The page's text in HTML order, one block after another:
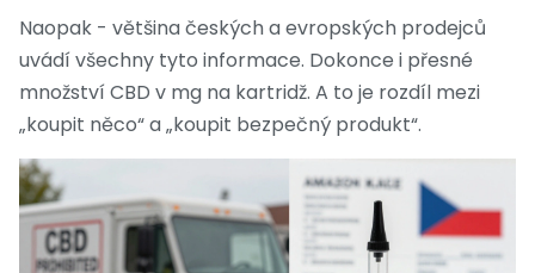
Naopak - většina českých a evropských prodejců
uvádí všechny tyto informace. Dokonce i přesné
množství CBD v mg na kartridž. A to je rozdíl mezi
„koupit něco“ a „koupit bezpečný produkt“.